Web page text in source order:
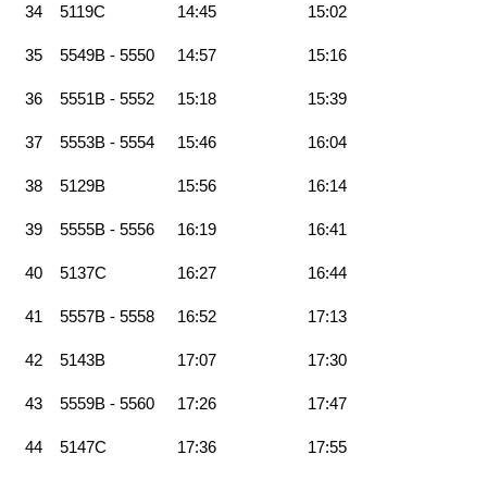
34 5119C 14:45 15:02
35 5549B - 5550 14:57 15:16
36 5551B - 5552 15:18 15:39
37 5553B - 5554 15:46 16:04
38 5129B 15:56 16:14
39 5555B - 5556 16:19 16:41
40 5137C 16:27 16:44
41 5557B - 5558 16:52 17:13
42 5143B 17:07 17:30
43 5559B - 5560 17:26 17:47
44 5147C 17:36 17:55